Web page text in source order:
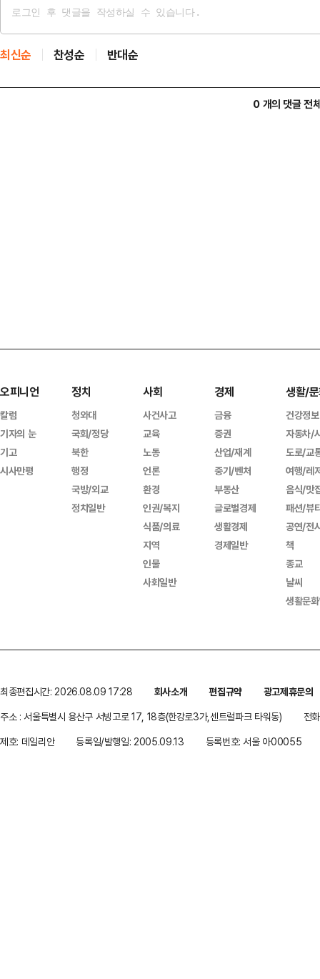
최신순 찬성순 반대순
0 개의 댓글 전
오피니언
칼럼
기자의 눈
기고
시사만평
정치
청와대
국회/정당
북한
행정
국방/외교
정치일반
사회
사건사고
교육
노동
언론
환경
인권/복지
식품/의료
지역
인물
사회일반
경제
금융
증권
산업/재계
중기/벤처
부동산
글로벌경제
생활경제
경제일반
생활/
건강정보
자동차/
도로/교
여행/레
음식/맛
패션/뷰
공연/전
책
종교
날씨
생활문
최종편집시간: 2026.08.09 17:28 회사소개 편집규약
광고제휴문의
주소 : 서울특별시 용산구 서빙고로 17, 18층(한강로3가,센트럴파크 타워동)
전
제호: 데일리안
등록일/발행일: 2005.09.13 등록번호: 서울 아00055